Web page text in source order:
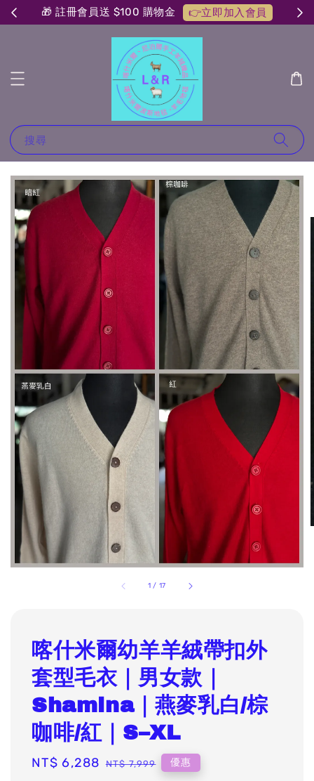
🎁 註冊會員送 $100 購物金 👉立即加入會員
搜尋
1 / 17
喀什米爾幼羊羊絨帶扣外
套型毛衣｜男女款｜
Shamina｜燕麥乳白/棕
咖啡/紅｜S–XL
Sale
NT$ 6,288 Regular
NT$ 7,999 優惠